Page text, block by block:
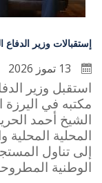
إستقبالات وزير الدفاع
استقبل وزير
مكتبه في اليرزة
الشيخ أحمد
المحلية المحلية
إلى تناول
الوطنية